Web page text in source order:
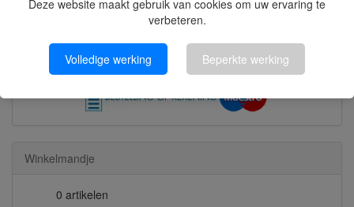
Deze website maakt gebruik van cookies om uw ervaring te
verbeteren.
Volledige werking Beperkte werking
Winkelmandje
0 artikelen